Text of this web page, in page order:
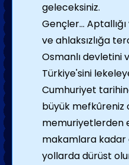
geleceksiniz.
Gençler... Aptallığı
ve ahlaksızlığa
Osmanlı devletini
Türkiye'sini
Cumhuriyet
büyük mefkûreniz
memuriyetlerden
makamlara kadar
yollarda dürüst